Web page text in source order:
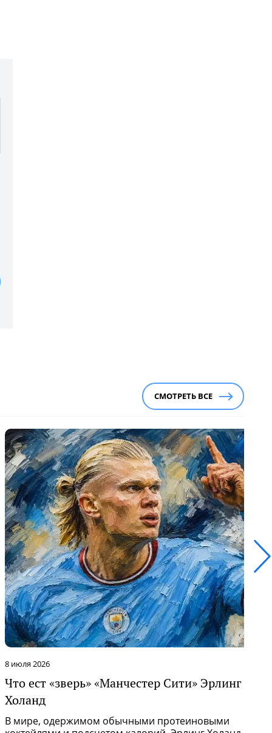
СМОТРЕТЬ ВСЕ
8 июля 2026
Что ест «зверь» «Манчестер Сити» Эрлинг
Холанд
В мире, одержимом обычными протеиновыми